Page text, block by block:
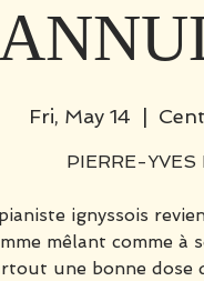
Fri, May 14
PIERRE-
ignyssois
mêlant comme à
une bonne dose